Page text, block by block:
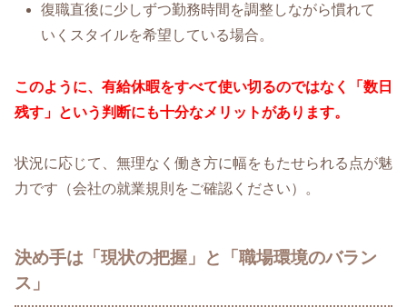
復職直後に少しずつ勤務時間を調整しながら慣れて
いくスタイルを希望している場合。
このように、有給休暇をすべて使い切るのではなく「数日
残す」という判断にも十分なメリットがあります。
状況に応じて、無理なく働き方に幅をもたせられる点が魅
力です（会社の就業規則をご確認ください）。
決め手は「現状の把握」と「職場環境のバラン
ス」